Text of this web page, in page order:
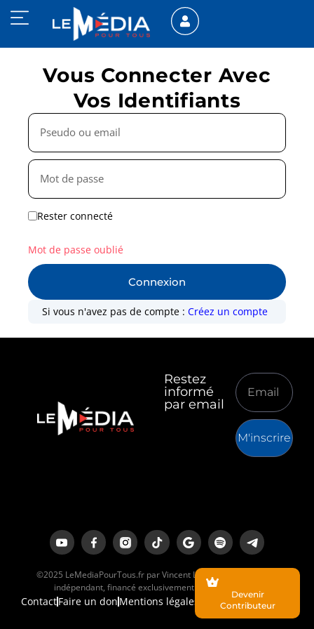
Vous Connecter Avec
Vos Identifiants
Rester connecté
Connexion
Mot de passe oublié
Si vous n'avez pas de compte :Créez un compte
Restez
informé
par email
M'inscrire
©2025 LeMediaPourTous.fr par Vincent Lapierre est un média
indépendant, financé exclusivement par ses lecteurs.
ContactFaire un don Mentions légales
Devenir
Contributeur